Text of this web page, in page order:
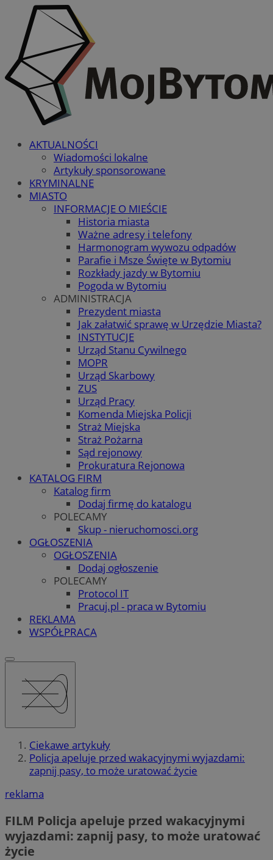
AKTUALNOŚCI
Wiadomości lokalne
Artykuły sponsorowane
KRYMINALNE
MIASTO
INFORMACJE O MIEŚCIE
Historia miasta
Ważne adresy i telefony
Harmonogram wywozu odpadów
Parafie i Msze Święte w Bytomiu
Rozkłady jazdy w Bytomiu
Pogoda w Bytomiu
ADMINISTRACJA
Prezydent miasta
Jak załatwić sprawę w Urzędzie Miasta?
INSTYTUCJE
Urząd Stanu Cywilnego
MOPR
Urząd Skarbowy
ZUS
Urząd Pracy
Komenda Miejska Policji
Straż Miejska
Straż Pożarna
Sąd rejonowy
Prokuratura Rejonowa
KATALOG FIRM
Katalog firm
Dodaj firmę do katalogu
POLECAMY
Skup - nieruchomosci.org
OGŁOSZENIA
OGŁOSZENIA
Dodaj ogłoszenie
POLECAMY
Protocol IT
Pracuj.pl - praca w Bytomiu
REKLAMA
WSPÓŁPRACA
Ciekawe artykuły
Policja apeluje przed wakacyjnymi wyjazdami:
zapnij pasy, to może uratować życie
reklama
FILM Policja apeluje przed wakacyjnymi
wyjazdami: zapnij pasy, to może uratować
życie